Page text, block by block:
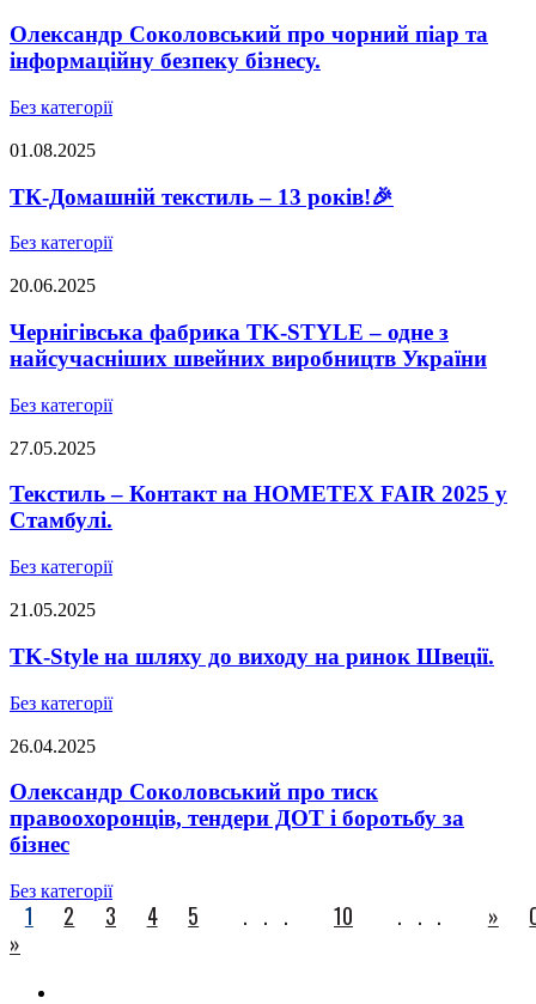
Олександр Соколовський про чорний піар та
інформаційну безпеку бізнесу.
Без категорії
01.08.2025
ТК-Домашній текстиль – 13 років!🎉
Без категорії
20.06.2025
Чернігівська фабрика TK-STYLE – одне з
найсучасніших швейних виробництв України
Без категорії
27.05.2025
Текстиль – Контакт на HOMETEX FAIR 2025 у
Стамбулі.
Без категорії
21.05.2025
TK-Style на шляху до виходу на ринок Швеції.
Без категорії
26.04.2025
Олександр Соколовський про тиск
правоохоронців, тендери ДОТ і боротьбу за
бізнес
Без категорії
1 2 3 4 5 ... 10 ... »
»